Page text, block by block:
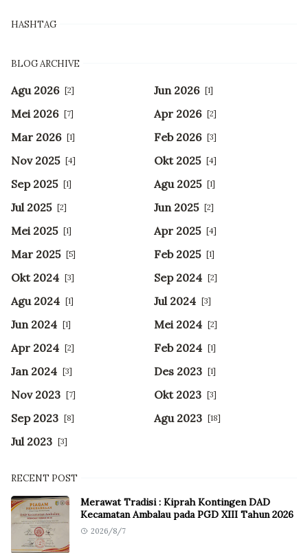
HASHTAG
BLOG ARCHIVE
Agu 2026 [2] Jun 2026 [1]
Mei 2026 [7] Apr 2026 [2]
Mar 2026 [1] Feb 2026 [3]
Nov 2025 [4] Okt 2025 [4]
Sep 2025 [1] Agu 2025 [1]
Jul 2025 [2] Jun 2025 [2]
Mei 2025 [1] Apr 2025 [4]
Mar 2025 [5] Feb 2025 [1]
Okt 2024 [3] Sep 2024 [2]
Agu 2024 [1] Jul 2024 [3]
Jun 2024 [1] Mei 2024 [2]
Apr 2024 [2] Feb 2024 [1]
Jan 2024 [3] Des 2023 [1]
Nov 2023 [7] Okt 2023 [3]
Sep 2023 [8] Agu 2023 [18]
Jul 2023 [3]
RECENT POST
Merawat Tradisi : Kiprah Kontingen DAD
Kecamatan Ambalau pada PGD XIII Tahun 2026
2026/8/7